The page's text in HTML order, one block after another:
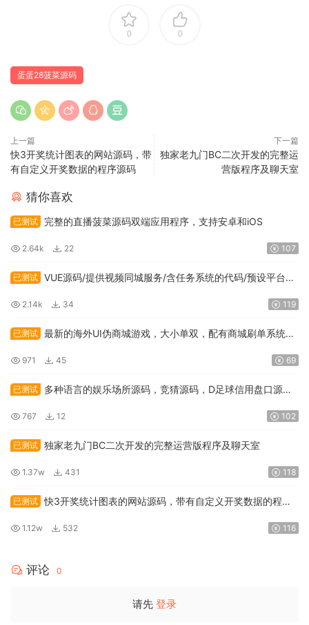
0 0
蛋蛋28菠菜源码
上一篇
快3开奖统计图表的网站源码，带
有自定义开奖数据的程序源码
下一篇
独家老九门BC二次开发的完整运
营版程序及聊天室
猜你喜欢
已测试 完整的直播菠菜源码双端应用程序，支持安卓和iOS
2.64k 22 107
已测试 VUE源码/提供视频同城服务/含任务系统的代码/预设平台运
2.14k 34 119
已测试 最新的海外UI伪商城游戏，大小单双，配有商城刷单系统，
971 45 69
已测试
多种语言的娱乐场所源码，竞猜源码，D足球信用盘口源
767 12 102
已测试 独家老九门BC二次开发的完整运营版程序及聊天室
1.37w 431 118
已测试 快3开奖统计图表的网站源码，带有自定义开奖数据的程序
1.12w 532 116
评论 0
请先 登录